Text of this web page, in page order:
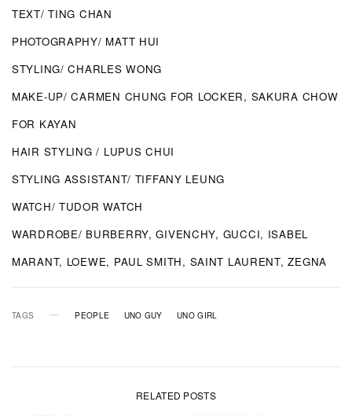
TEXT/ TING CHAN
PHOTOGRAPHY/ MATT HUI
STYLING/ CHARLES WONG
MAKE-UP/ CARMEN CHUNG FOR LOCKER, SAKURA CHOW
FOR KAYAN
HAIR STYLING / LUPUS CHUI
STYLING ASSISTANT/ TIFFANY LEUNG
WATCH/ TUDOR WATCH
WARDROBE/ BURBERRY, GIVENCHY, GUCCI, ISABEL
MARANT, LOEWE, PAUL SMITH, SAINT LAURENT, ZEGNA
TAGS PEOPLE UNO GUY UNO GIRL
RELATED POSTS